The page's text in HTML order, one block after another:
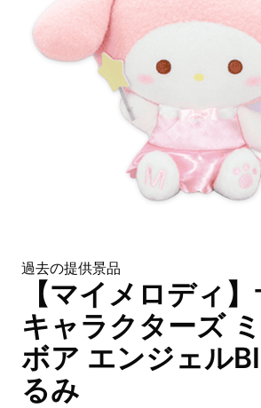
過去の提供景品
【マイメロディ
キャラクターズ
ボア エンジェル
るみ